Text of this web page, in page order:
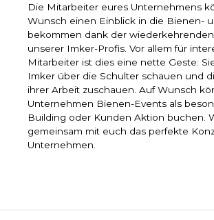
Die Mitarbeiter eures Unternehmens
Wunsch einen Einblick in die Bienen-
bekommen dank der
unserer Imker-Profis. Vor allem für
Mitarbeiter ist dies eine nette Geste:
Imker über die Schulter schauen und
ihrer Arbeit zuschauen. Auf Wunsch
Unternehmen Bienen-Events als
Building oder Kunden Aktion buchen.
gemeinsam mit euch das perfekte
Unternehmen.